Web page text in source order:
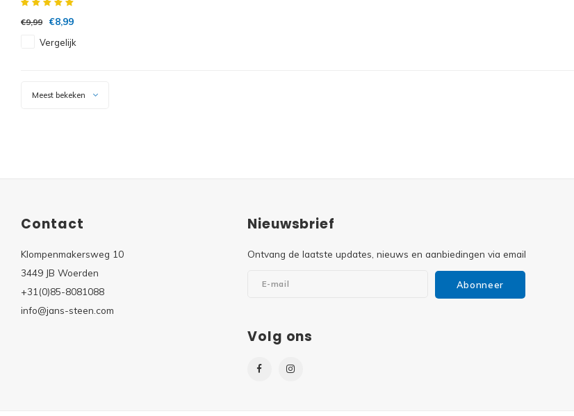
€9,99
€8,99
Vergelijk
Meest bekeken
Contact
Klompenmakersweg 10
3449 JB Woerden
+31(0)85-8081088
info@jans-steen.com
Nieuwsbrief
Ontvang de laatste updates, nieuws en aanbiedingen via email
Abonneer
Volg ons